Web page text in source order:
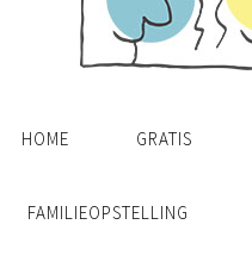
HOME GRATIS
FAMILIEOPSTELLING